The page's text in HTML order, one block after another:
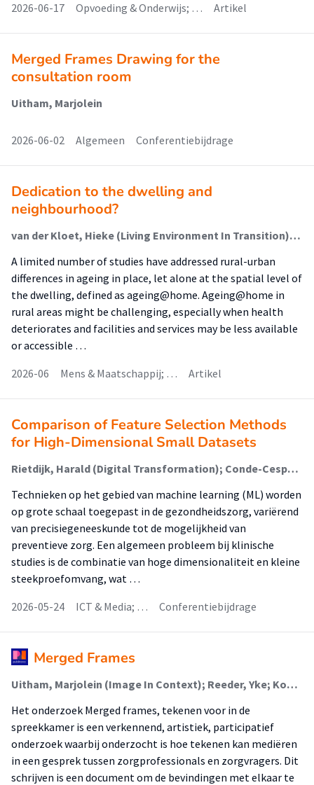
2026-06-17
Opvoeding & Onderwijs; … Artikel
Merged Frames Drawing for the
consultation room
Uitham, Marjolein
2026-06-02 Algemeen Conferentiebijdrage
Dedication to the dwelling and
neighbourhood?
van der Kloet, Hieke (Living Environment In Transition); Bulder, Elisabeth (Living Environment In Transition); Haartsen, Tialda
A limited number of studies have addressed rural-urban
differences in ageing in place, let alone at the spatial level of
the dwelling, defined as ageing@home. Ageing@home in
rural areas might be challenging, especially when health
deteriorates and facilities and services may be less available
or accessible …
2026-06
Mens & Maatschappij; … Artikel
Comparison of Feature Selection Methods
for High-Dimensional Small Datasets
Rietdijk, Harald (Digital Transformation); Conde-Cespedes, Patricia; Dijkhuis, Talko (New Business & Ict); Oldenhuis, Hilbrand (Digital Health); Trocan, Maria
Technieken op het gebied van machine learning (ML) worden
op grote schaal toegepast in de gezondheidszorg, variërend
van precisiegeneeskunde tot de mogelijkheid van
preventieve zorg. Een algemeen probleem bij klinische
studies is de combinatie van hoge dimensionaliteit en kleine
steekproefomvang, wat …
2026-05-24
ICT & Media; … Conferentiebijdrage
Merged Frames
Uitham, Marjolein (Image In Context); Reeder, Yke; Koek, Nieke; Coumans, Anke (Image In Context)
Het onderzoek Merged frames, tekenen voor in de
spreekkamer is een verkennend, artistiek, participatief
onderzoek waarbij onderzocht is hoe tekenen kan mediëren
in een gesprek tussen zorgprofessionals en zorgvragers. Dit
schrijven is een document om de bevindingen met elkaar te